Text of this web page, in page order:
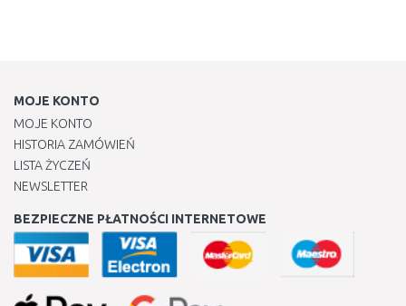
MOJE KONTO
MOJE KONTO
HISTORIA ZAMÓWIEŃ
LISTA ŻYCZEŃ
NEWSLETTER
BEZPIECZNE PŁATNOŚCI INTERNETOWE